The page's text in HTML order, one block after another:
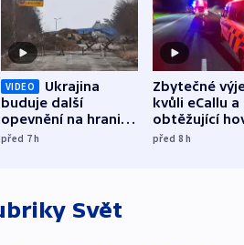
VIDEO
Ukrajina
buduje další
opevnění na hranici
s Běloruskem
před 7h
Zbytečné
kvůli eCallu a
obtěžující
zdržují
před 8h
Svět